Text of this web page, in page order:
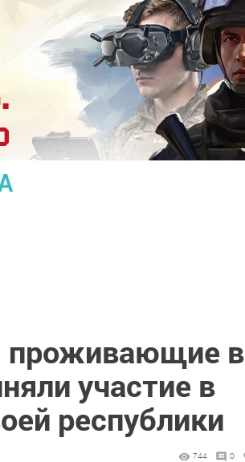
проживающие в
участие в
республики
744 0